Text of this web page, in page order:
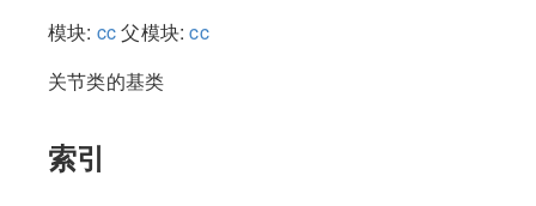
模块: cc父模块:cc
关节类的基类
索引